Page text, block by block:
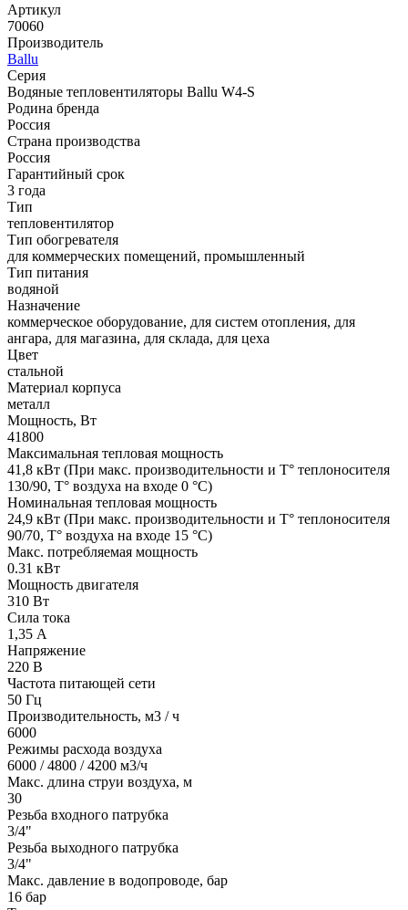
Артикул
70060
Производитель
Ballu
Серия
Водяные тепловентиляторы Ballu W4-S
Родина бренда
Россия
Страна производства
Россия
Гарантийный срок
3 года
Тип
тепловентилятор
Тип обогревателя
для коммерческих помещений, промышленный
Тип питания
водяной
Назначение
коммерческое оборудование, для систем отопления, для
ангара, для магазина, для склада, для цеха
Цвет
стальной
Материал корпуса
металл
Мощность, Вт
41800
Максимальная тепловая мощность
41,8 кВт (При макс. производительности и T° теплоносителя
130/90, Т° воздуха на входе 0 °С)
Номинальная тепловая мощность
24,9 кВт (При макс. производительности и T° теплоносителя
90/70, Т° воздуха на входе 15 °С)
Макс. потребляемая мощность
0.31 кВт
Мощность двигателя
310 Вт
Сила тока
1,35 А
Напряжение
220 В
Частота питающей сети
50 Гц
Производительность, м3 / ч
6000
Режимы расхода воздуха
6000 / 4800 / 4200 м3/ч
Макс. длина струи воздуха, м
30
Резьба входного патрубка
3/4"
Резьба выходного патрубка
3/4"
Макс. давление в водопроводе, бар
16 бар